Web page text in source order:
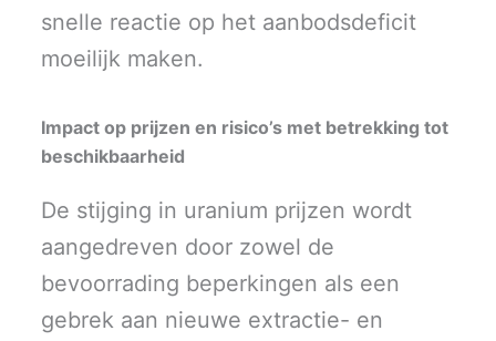
snelle reactie op het aanbodsdeficit
moeilijk maken.
Impact op prijzen en risico’s met betrekking tot
beschikbaarheid
De stijging in uranium prijzen wordt
aangedreven door zowel de
bevoorrading beperkingen als een
gebrek aan nieuwe extractie- en